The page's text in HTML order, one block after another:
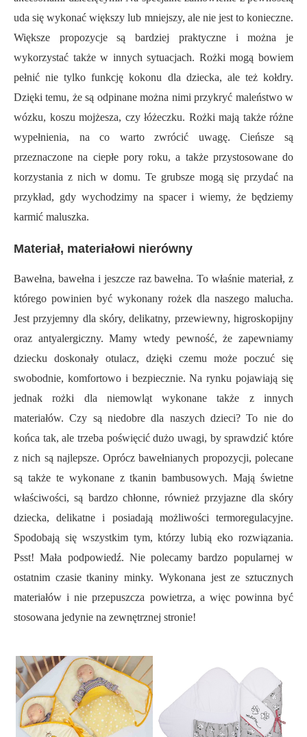
uda się wykonać większy lub mniejszy, ale nie jest to konieczne.
Większe propozycje są bardziej praktyczne i można je
wykorzystać także w innych sytuacjach. Rożki mogą bowiem
pełnić nie tylko funkcję kokonu dla dziecka, ale też kołdry.
Dzięki temu, że są odpinane można nimi przykryć maleństwo w
wózku, koszu mojżesza, czy łóżeczku. Rożki mają także różne
wypełnienia, na co warto zwrócić uwagę. Cieńsze są
przeznaczone na ciepłe pory roku, a także przystosowane do
korzystania z nich w domu. Te grubsze mogą się przydać na
przykład, gdy wychodzimy na spacer i wiemy, że będziemy
karmić maluszka.
Materiał, materiałowi nierówny
Bawełna, bawełna i jeszcze raz bawełna. To właśnie materiał, z
którego powinien być wykonany rożek dla naszego malucha.
Jest przyjemny dla skóry, delikatny, przewiewny, higroskopijny
oraz antyalergiczny. Mamy wtedy pewność, że zapewniamy
dziecku doskonały otulacz, dzięki czemu może poczuć się
swobodnie, komfortowo i bezpiecznie. Na rynku pojawiają się
jednak rożki dla niemowląt wykonane także z innych
materiałów. Czy są niedobre dla naszych dzieci? To nie do
końca tak, ale trzeba poświęcić dużo uwagi, by sprawdzić które
z nich są najlepsze. Oprócz bawełnianych propozycji, polecane
są także te wykonane z tkanin bambusowych. Mają świetne
właściwości, są bardzo chłonne, również przyjazne dla skóry
dziecka, delikatne i posiadają możliwości termoregulacyjne.
Spodobają się wszystkim tym, którzy lubią eko rozwiązania.
Psst! Mała podpowiedź. Nie polecamy bardzo popularnej w
ostatnim czasie tkaniny minky. Wykonana jest ze sztucznych
materiałów i nie przepuszcza powietrza, a więc powinna być
stosowana jedynie na zewnętrznej stronie!